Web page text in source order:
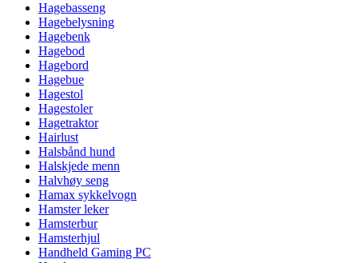
Hagebasseng
Hagebelysning
Hagebenk
Hagebod
Hagebord
Hagebue
Hagestol
Hagestoler
Hagetraktor
Hairlust
Halsbånd hund
Halskjede menn
Halvhøy seng
Hamax sykkelvogn
Hamster leker
Hamsterbur
Hamsterhjul
Handheld Gaming PC